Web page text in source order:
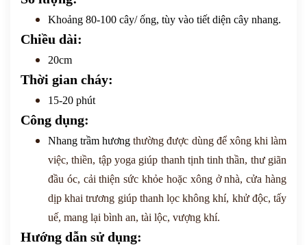
Khoảng 80-100 cây/ ống, tùy vào tiết diện cây nhang.
Chiều dài:
20cm
Thời gian cháy:
15-20 phút
Công dụng:
Nhang trầm hương thường được dùng để xông khi làm
việc, thiền, tập yoga giúp thanh tịnh tinh thần, thư giãn
đầu óc, cải thiện sức khỏe hoặc xông ở nhà, cửa hàng
dịp khai trương giúpthanh lọc không khí, khử độc, tấy
uế, mang lại bình an, tài lộc, vượng khí.
Hướng dẫn sử dụng: